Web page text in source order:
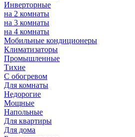
Инверторные
на 2 комнаты
на 3 комнаты
на 4 комнаты
Мобильные кондиционеры
Климатизаторы
Промышленные
Тихие
С обогревом
Для комнаты
Недорогие
Мощные
Напольные
Для квартиры
Для дома